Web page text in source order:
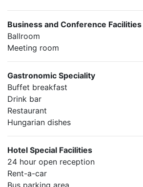
Business and Conference Facilities
Ballroom
Meeting room
Gastronomic Speciality
Buffet breakfast
Drink bar
Restaurant
Hungarian dishes
Hotel Special Facilities
24 hour open reception
Rent-a-car
Bus parking area